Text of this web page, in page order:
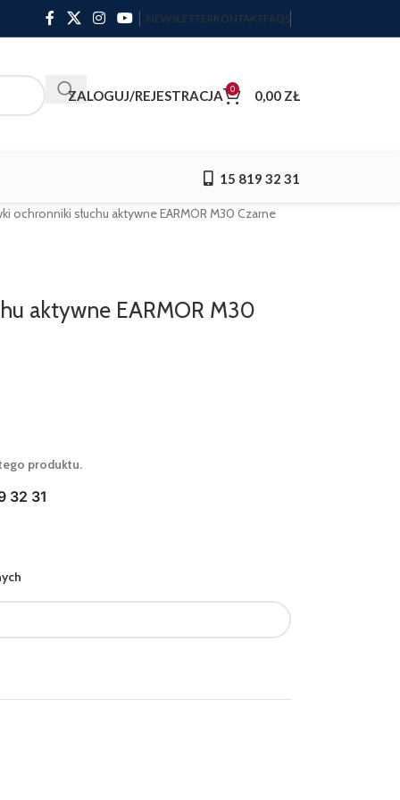
NEWSLETTERKONTAKTFAQS
ZALOGUJ/REJESTRACJA 0 0,00 ZŁ
15 819 32 31
ochronniki słuchu aktywne EARMOR M30 Czarne
aktywne EARMOR M30
produktu.
32 31